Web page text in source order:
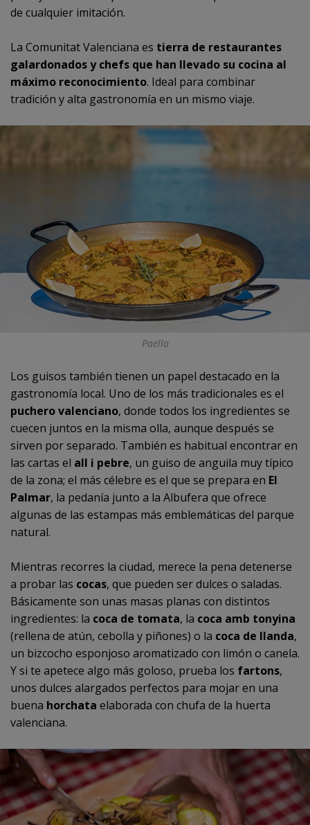
de cualquier imitación.
La Comunitat Valenciana es tierra de restaurantes
galardonados y chefs que han llevado su cocina al
máximo reconocimiento. Ideal para combinar
tradición y alta gastronomía en un mismo viaje.
Paella
Los guisos también tienen un papel destacado en la
gastronomía local. Uno de los más tradicionales es el
puchero valenciano, donde todos los ingredientes se
cuecen juntos en la misma olla, aunque después se
sirven por separado. También es habitual encontrar en
las cartas el all i pebre, un guiso de anguila muy típico
de la zona; el más célebre es el que se prepara en El
Palmar, la pedanía junto a la Albufera que ofrece
algunas de las estampas más emblemáticas del parque
natural.
Mientras recorres la ciudad, merece la pena detenerse
a probar las cocas, que pueden ser dulces o saladas.
Básicamente son unas masas planas con distintos
ingredientes: la coca de tomata, la coca amb tonyina
(rellena de atún, cebolla y piñones) o la coca de llanda,
un bizcocho esponjoso aromatizado con limón o canela.
Y si te apetece algo más goloso, prueba los fartons,
unos dulces alargados perfectos para mojar en una
buena horchata elaborada con chufa de la huerta
valenciana.